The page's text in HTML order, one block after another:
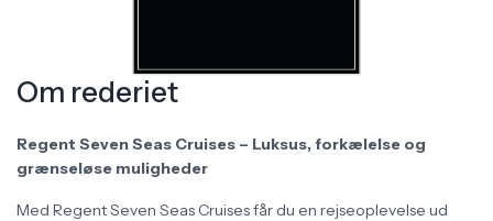
Om rederiet
Regent Seven Seas Cruises – Luksus, forkælelse og
grænseløse muligheder
Med Regent Seven Seas Cruises får du en rejseoplevelse ud